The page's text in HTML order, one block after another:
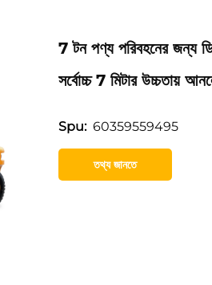
7 টন পণ্য পরিবহনের জন্য
সর্বোচ্চ 7 মিটার উচ্চতায়
Spu: 60359559495
তথ্য জানতে